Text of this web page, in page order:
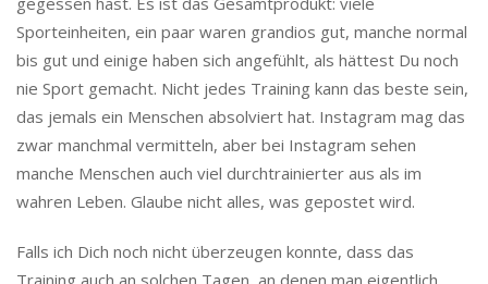
Sporteinheiten, ein paar waren grandios gut, manche normal
bis gut und einige haben sich angefühlt, als hättest Du noch
nie Sport gemacht. Nicht jedes Training kann das beste sein,
das jemals ein Menschen absolviert hat. Instagram mag das
zwar manchmal vermitteln, aber bei Instagram sehen
manche Menschen auch viel durchtrainierter aus als im
wahren Leben. Glaube nicht alles, was gepostet wird.
Falls ich Dich noch nicht überzeugen konnte, dass das
Training auch an solchen Tagen, an denen man eigentlich